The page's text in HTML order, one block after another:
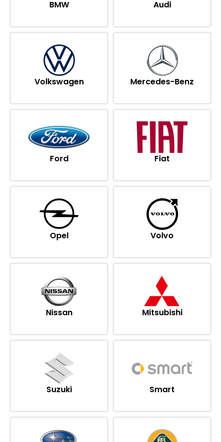
BMW Audi
Volkswagen Mercedes-Benz
Ford Fiat
Opel Volvo
Nissan Mitsubishi
Suzuki Smart